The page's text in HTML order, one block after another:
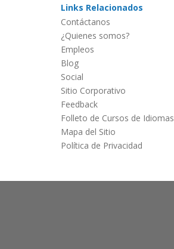
Links Relacionados
Contáctanos
¿Quienes somos?
Empleos
Blog
Social
Sitio Corporativo
Feedback
Folleto de Cursos de Idiomas
Mapa del Sitio
Política de Privacidad